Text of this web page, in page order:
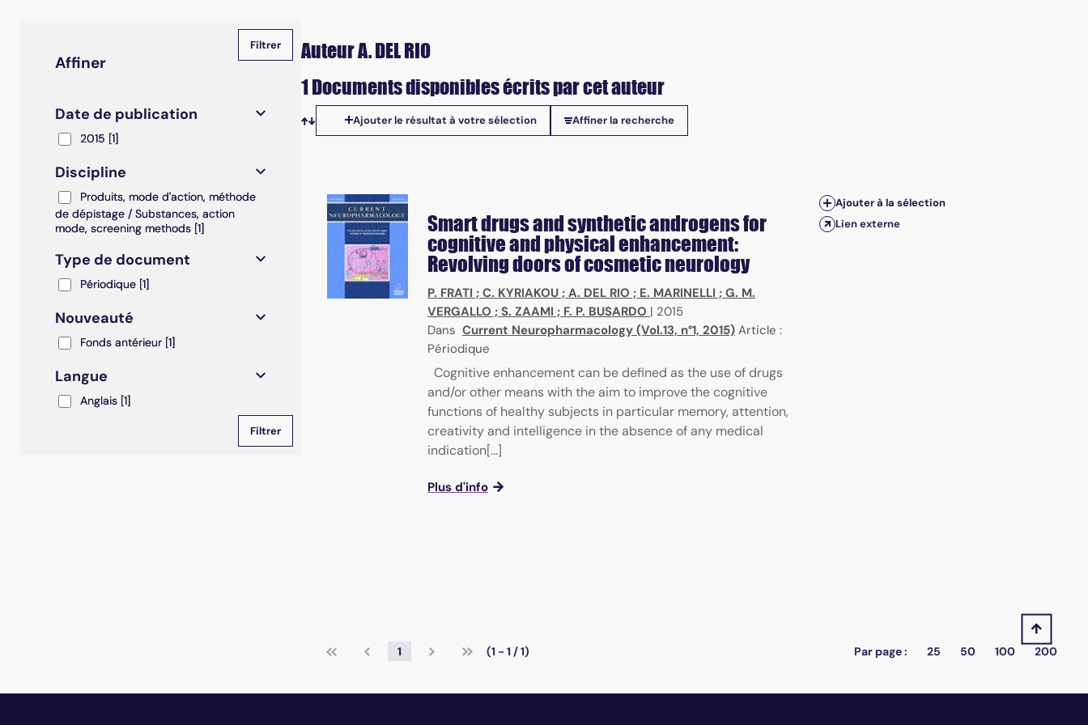
Affiner
Date de publication
20152015 [1]
Discipline
Produits, mode d'action, méthode de dépistage / Substances, action mode, screening methods
Produits, mode d'action, méthode
de dépistage / Substances, action
mode, screening methods [1]
Type de document
Périodique
Périodique [1]
Nouveauté
Fonds antérieur
Fonds antérieur [1]
Langue
AnglaisAnglais [1]
Auteur A. DEL RIO
1 Documents disponibles écrits par cet auteur
Tris disponibles
Ajouter le résultat à votre sélection Affiner la recherche
Smart drugs and synthetic androgens for
cognitive and physical enhancement:
Revolving doors of cosmetic neurology
P. FRATI ; C. KYRIAKOU ; A. DEL RIO ; E. MARINELLI ; G. M.
VERGALLO ; S. ZAAMI ; F. P. BUSARDO | 2015
Dans Current Neuropharmacology (Vol.13, n°1, 2015) Article :
Périodique
Cognitive enhancement can be defined as the use of drugs
and/or other means with the aim to improve the cognitive
functions of healthy subjects in particular memory, attention,
creativity and intelligence in the absence of any medical
indication[...]
Plus d'info
Ajouter à la sélection
Lien externe
1 (1 - 1 / 1) Par page : 25 50 100 200